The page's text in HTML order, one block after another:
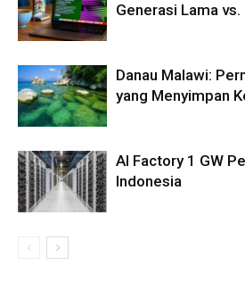
Generasi Lama
Danau Malawi:
yang Menyimpan
AI Factory 1 GW
Indonesia